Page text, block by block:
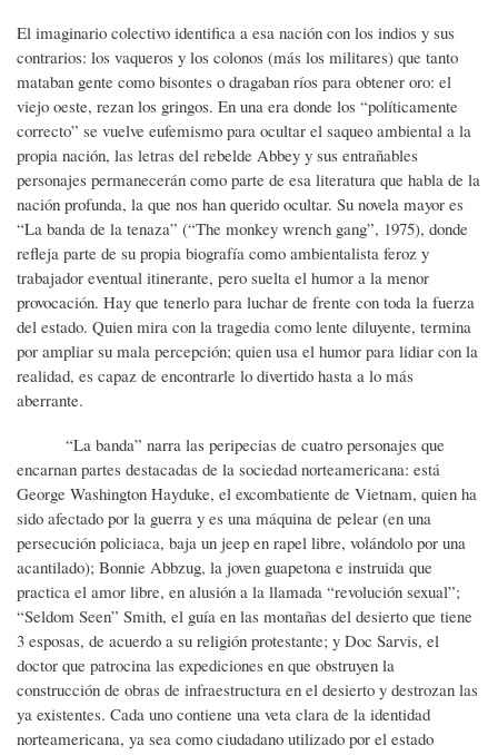
El imaginario colectivo identifica a esa nación con los indios y sus
contrarios: los vaqueros y los colonos (más los militares) que tanto
mataban gente como bisontes o dragaban ríos para obtener oro: el
viejo oeste, rezan los gringos. En una era donde los “políticamente
correcto” se vuelve eufemismo para ocultar el saqueo ambiental a la
propia nación, las letras del rebelde Abbey y sus entrañables
personajes permanecerán como parte de esa literatura que habla de la
nación profunda, la que nos han querido ocultar. Su novela mayor es
“La banda de la tenaza” (“The monkey wrench gang”, 1975), donde
refleja parte de su propia biografía como ambientalista feroz y
trabajador eventual itinerante, pero suelta el humor a la menor
provocación. Hay que tenerlo para luchar de frente con toda la fuerza
del estado. Quien mira con la tragedia como lente diluyente, termina
por ampliar su mala percepción; quien usa el humor para lidiar con la
realidad, es capaz de encontrarle lo divertido hasta a lo más
aberrante.
“La banda” narra las peripecias de cuatro personajes que
encarnan partes destacadas de la sociedad norteamericana: está
George Washington Hayduke, el excombatiente de Vietnam, quien ha
sido afectado por la guerra y es una máquina de pelear (en una
persecución policiaca, baja un jeep en rapel libre, volándolo por una
acantilado); Bonnie Abbzug, la joven guapetona e instruida que
practica el amor libre, en alusión a la llamada “revolución sexual”;
“Seldom Seen” Smith, el guía en las montañas del desierto que tiene
3 esposas, de acuerdo a su religión protestante; y Doc Sarvis, el
doctor que patrocina las expediciones en que obstruyen la
construcción de obras de infraestructura en el desierto y destrozan las
ya existentes. Cada uno contiene una veta clara de la identidad
norteamericana, ya sea como ciudadano utilizado por el estado